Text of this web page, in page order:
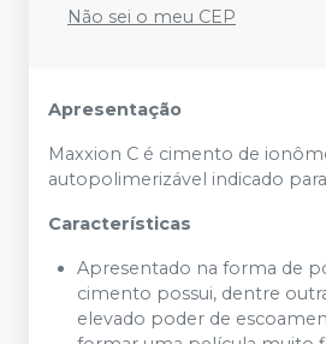
Não sei o meu CEP
Apresentação
Maxxion C é cimento de
autopolimerizável indicado
Características
Apresentado na forma de
cimento possui, dentre
elevado poder de